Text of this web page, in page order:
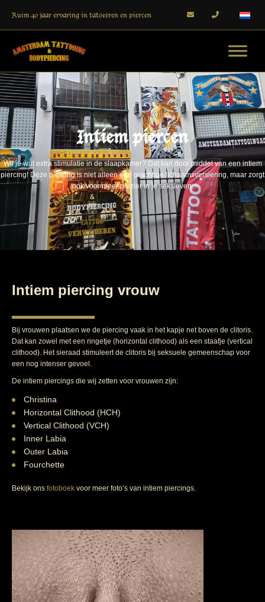
Ruim 40 jaar ervaring in tatoeëren en piercen
Intiem piercen
Wil je wat extra stimulatie in de slaapkamer? Dat kan door middel van een intiem
piercing! Deze piercing is niet alleen een prachtige lichaamsversiering, maar zorgt
ook voor meer plezier in je seksleven.
Intiem piercing vrouw
Bij vrouwen plaatsen we de piercing vaak in het kapje net boven de clitoris.
Dat kan zowel met een ringetje (horizontal clithood) als een staafje (vertical
clithood). Het sieraad stimuleert de clitoris bij seksuele gemeenschap voor
een nog intenser gevoel.
De intiem piercings die wij zetten voor vrouwen zijn:
Christina
Horizontal Clithood (HCH)
Vertical Clithood (VCH)
Inner Labia
Outer Labia
Fourchette
Bekijk ons fotoboek voor meer foto’s van intiem piercings.